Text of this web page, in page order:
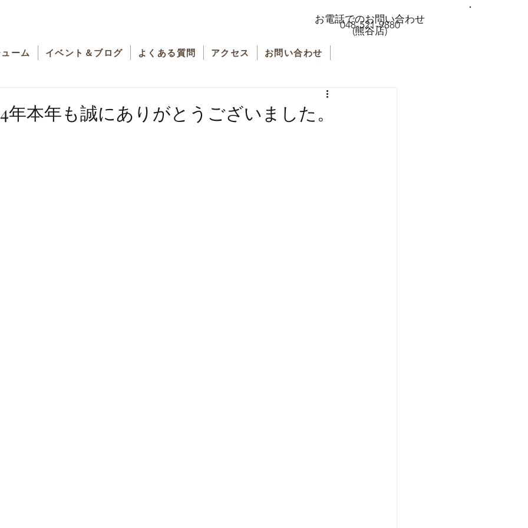
ーム イベント＆ブログ よくある質問 アクセス お問い合わせ
お電話でのお問い合わせ
048-521-9880
(熊谷店)
本年も誠にありがとうございました。